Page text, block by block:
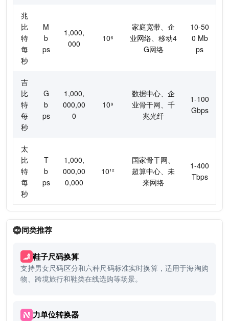
兆
比
特
每
秒
M
b
ps
1,000,
000
10⁶
家庭宽带、企
业网络、移动4
G网络
10-50
0 Mb
ps
吉
比
特
每
秒
G
b
ps
1,000,
000,00
0
10⁹
数据中心、企
业骨干网、千
兆光纤
1-100
Gbps
太
比
特
每
秒
T
b
ps
1,000,
000,00
0,000
10¹²
国家骨干网、
超算中心、未
来网络
1-400
Tbps
同类推荐
鞋子尺码换算
支持男女尺码区分和六种尺码标准实时换算，适用于海淘购
物、跨境旅行和鞋类在线选购等场景。
力单位转换器